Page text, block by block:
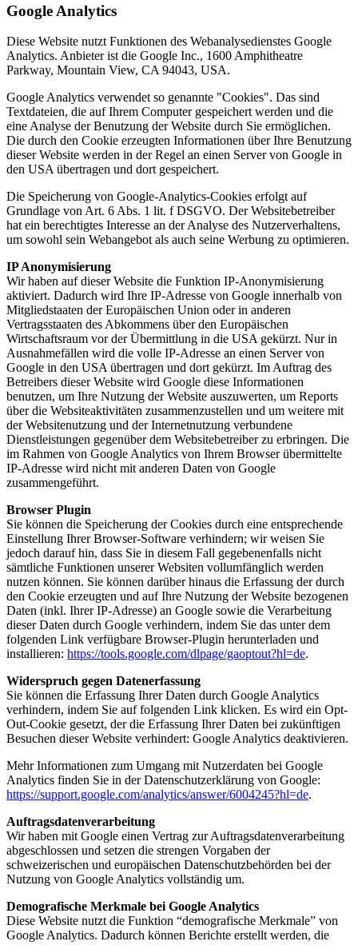
Google Analytics
Diese Website nutzt Funktionen des Webanalysedienstes Google
Analytics. Anbieter ist die Google Inc., 1600 Amphitheatre
Parkway, Mountain View, CA 94043, USA.
Google Analytics verwendet so genannte "Cookies". Das sind
Textdateien, die auf Ihrem Computer gespeichert werden und die
eine Analyse der Benutzung der Website durch Sie ermöglichen.
Die durch den Cookie erzeugten Informationen über Ihre Benutzung
dieser Website werden in der Regel an einen Server von Google in
den USA übertragen und dort gespeichert.
Die Speicherung von Google-Analytics-Cookies erfolgt auf
Grundlage von Art. 6 Abs. 1 lit. f DSGVO. Der Websitebetreiber
hat ein berechtigtes Interesse an der Analyse des Nutzerverhaltens,
um sowohl sein Webangebot als auch seine Werbung zu optimieren.
IP Anonymisierung
Wir haben auf dieser Website die Funktion IP-Anonymisierung
aktiviert. Dadurch wird Ihre IP-Adresse von Google innerhalb von
Mitgliedstaaten der Europäischen Union oder in anderen
Vertragsstaaten des Abkommens über den Europäischen
Wirtschaftsraum vor der Übermittlung in die USA gekürzt. Nur in
Ausnahmefällen wird die volle IP-Adresse an einen Server von
Google in den USA übertragen und dort gekürzt. Im Auftrag des
Betreibers dieser Website wird Google diese Informationen
benutzen, um Ihre Nutzung der Website auszuwerten, um Reports
über die Websiteaktivitäten zusammenzustellen und um weitere mit
der Websitenutzung und der Internetnutzung verbundene
Dienstleistungen gegenüber dem Websitebetreiber zu erbringen. Die
im Rahmen von Google Analytics von Ihrem Browser übermittelte
IP-Adresse wird nicht mit anderen Daten von Google
zusammengeführt.
Browser Plugin
Sie können die Speicherung der Cookies durch eine entsprechende
Einstellung Ihrer Browser-Software verhindern; wir weisen Sie
jedoch darauf hin, dass Sie in diesem Fall gegebenenfalls nicht
sämtliche Funktionen unserer Websiten vollumfänglich werden
nutzen können. Sie können darüber hinaus die Erfassung der durch
den Cookie erzeugten und auf Ihre Nutzung der Website bezogenen
Daten (inkl. Ihrer IP-Adresse) an Google sowie die Verarbeitung
dieser Daten durch Google verhindern, indem Sie das unter dem
folgenden Link verfügbare Browser-Plugin herunterladen und
installieren: https://tools.google.com/dlpage/gaoptout?hl=de.
Widerspruch gegen Datenerfassung
Sie können die Erfassung Ihrer Daten durch Google Analytics
verhindern, indem Sie auf folgenden Link klicken. Es wird ein Opt-
Out-Cookie gesetzt, der die Erfassung Ihrer Daten bei zukünftigen
Besuchen dieser Website verhindert: Google Analytics deaktivieren.
Mehr Informationen zum Umgang mit Nutzerdaten bei Google
Analytics finden Sie in der Datenschutzerklärung von Google:
https://support.google.com/analytics/answer/6004245?hl=de.
Auftragsdatenverarbeitung
Wir haben mit Google einen Vertrag zur Auftragsdatenverarbeitung
abgeschlossen und setzen die strengen Vorgaben der
schweizerischen und europäischen Datenschutzbehörden bei der
Nutzung von Google Analytics vollständig um.
Demografische Merkmale bei Google Analytics
Diese Website nutzt die Funktion “demografische Merkmale” von
Google Analytics. Dadurch können Berichte erstellt werden, die